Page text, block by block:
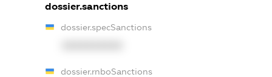
dossier.sanctions
dossier.specSanctions
dossier.rnboSanctions